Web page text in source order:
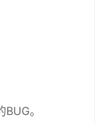
。